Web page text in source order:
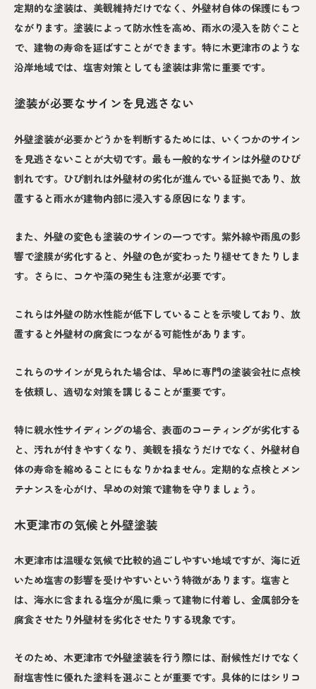
定期的な塗装は、美観維持だけでなく、外壁材自体の保護にもつ
ながります。塗装によって防水性を高め、雨水の浸入を防ぐこと
で、建物の寿命を延ばすことができます。特に木更津市のような
沿岸地域では、塩害対策としても塗装は非常に重要です。
塗装が必要なサインを見逃さない
外壁塗装が必要かどうかを判断するためには、いくつかのサイン
を見逃さないことが大切です。最も一般的なサインは外壁のひび
割れです。ひび割れは外壁材の劣化が進んでいる証拠であり、放
置すると雨水が建物内部に浸入する原因になります。
また、外壁の変色も塗装のサインの一つです。紫外線や雨風の影
響で塗膜が劣化すると、外壁の色が変わったり褪せてきたりしま
す。さらに、コケや藻の発生も注意が必要です。
これらは外壁の防水性能が低下していることを示唆しており、放
置すると外壁材の腐食につながる可能性があります。
これらのサインが見られた場合は、早めに専門の塗装会社に点検
を依頼し、適切な対策を講じることが重要です。
特に親水性サイディングの場合、表面のコーティングが劣化する
と、汚れが付きやすくなり、美観を損なうだけでなく、外壁材自
体の寿命を縮めることにもなりかねません。定期的な点検とメン
テナンスを心がけ、早めの対策で建物を守りましょう。
木更津市の気候と外壁塗装
木更津市は温暖な気候で比較的過ごしやすい地域ですが、海に近
いため塩害の影響を受けやすいという特徴があります。塩害と
は、海水に含まれる塩分が風に乗って建物に付着し、金属部分を
腐食させたり外壁材を劣化させたりする現象です。
そのため、木更津市で外壁塗装を行う際には、耐候性だけでなく
耐塩害性に優れた塗料を選ぶことが重要です。具体的にはシリコ